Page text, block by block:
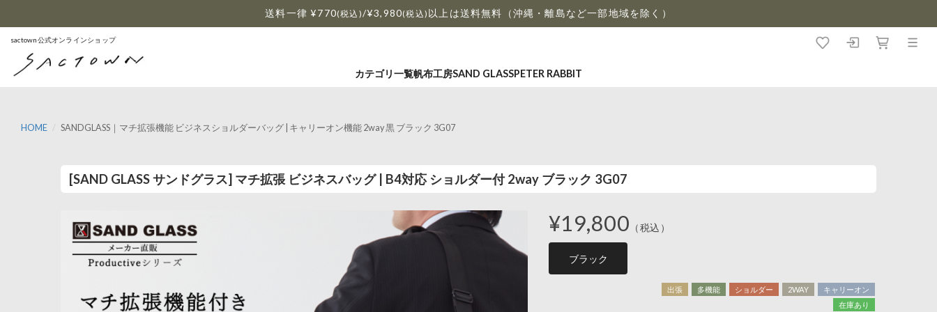
送料一律 ¥770(税込)/¥3,980(税込) 以上は送料無料（沖縄・離島など一部地域を除く）
sactown公式オンラインショップ
カテゴリ一覧帆布工房SAND GLASSPETER RABBIT
HOME SANDGLASS｜マチ拡張機能 ビジネスショルダーバッグ | キャリーオン機能 2way 黒 ブラック 3G07
[SAND GLASS サンドグラス] マチ拡張 ビジネスバッグ | B4対応 ショルダー付 2way ブラック 3G07
¥19,800 （税込）
ブラック
出張 多機能 ショルダー 2WAY
キャリーオン
在庫あり